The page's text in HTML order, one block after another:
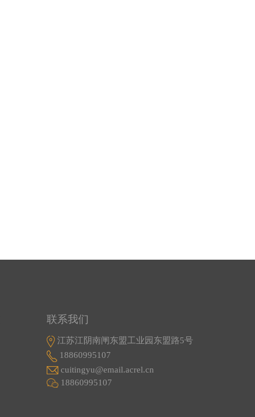
联系我们
江苏江阴南闸东盟工业园东盟路5号
18860995107
cuitingyu@email.acrel.cn
18860995107